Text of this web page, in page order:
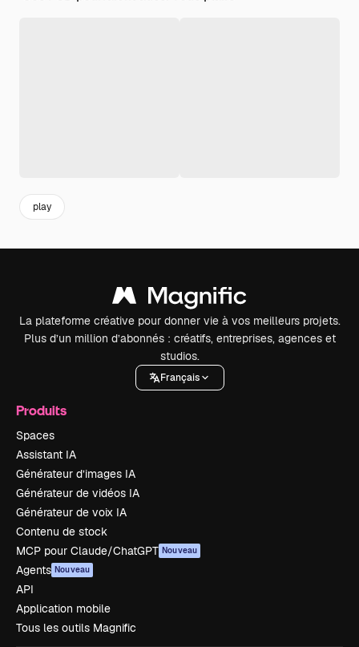
play
La plateforme créative pour donner vie à vos meilleurs projets.
Plus d’un million d’abonnés : créatifs, entreprises, agences et
studios.
Français
Produits
Spaces
Assistant IA
Générateur d’images IA
Générateur de vidéos IA
Générateur de voix IA
Contenu de stock
MCP pour Claude/ChatGPT Nouveau
Agents Nouveau
API
Application mobile
Tous les outils Magnific